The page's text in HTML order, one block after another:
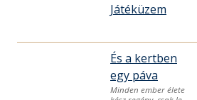
Játéküzem
És a kertben
egy páva
Minden ember élete